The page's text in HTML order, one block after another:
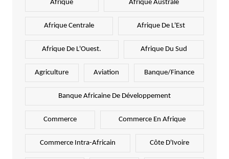
Afrique Afrique Australe
Afrique Centrale Afrique De L'Est
Afrique De L'Ouest. Afrique Du Sud
Agriculture Aviation Banque/Finance
Banque Africaine De Développement
Commerce Commerce En Afrique
Commerce Intra-Africain Côte D'Ivoire